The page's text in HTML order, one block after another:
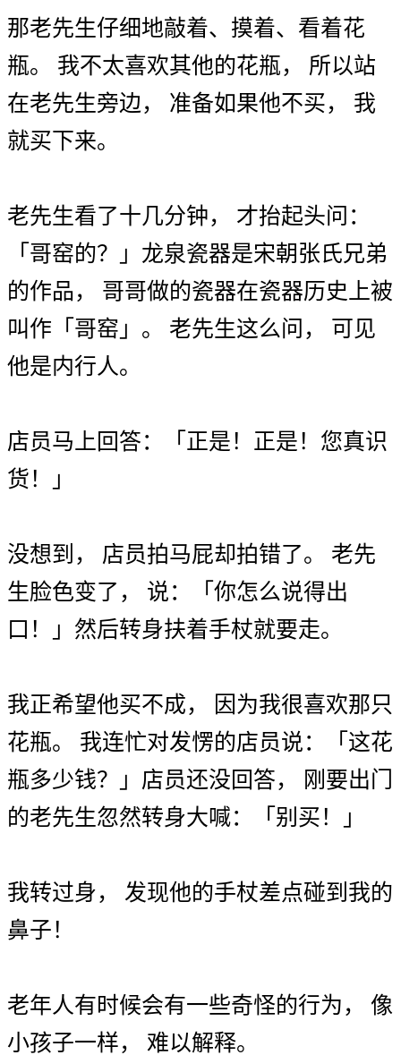
那老先生仔细地敲着、 摸着、 看着花
瓶。 我不太喜欢其他的花瓶， 所以站
在老先生旁边 ， 准备如果他不买，
我
就买 下来。
老先生看了十几分钟， 才抬起头问 ：
「 哥窑的？ 」 龙泉瓷器是宋朝张氏兄弟
的作品， 哥哥做的瓷器在瓷器历史 上被
叫作 「 哥窑 」 。 老先生这么问 ，
可见
他是内行人。
店员马上 回答： 「 正是！ 正是！ 您真识
货！ 」
没想到 ， 店员拍马屁却拍错了。
老先
生脸色变了 ， 说： 「 你怎么说得出
口 ！ 」 然后转身扶着手杖就要走。
我正希望他买不成， 因为我很喜欢那只
花瓶。 我连忙对发愣的店员说： 「 这花
瓶多少钱？ 」 店员还没 回答， 刚 要出门
的老先生忽然转身大喊： 「 别 买！ 」
我转过身， 发现他的手杖差点碰到 我的
鼻子！
老年人有时候会有一些奇怪的行为 ，
像
小孩子一样， 难以解释。